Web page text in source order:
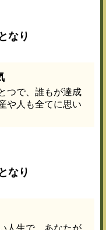
なり
つで、誰もが達成
や人も全てに思い
なり